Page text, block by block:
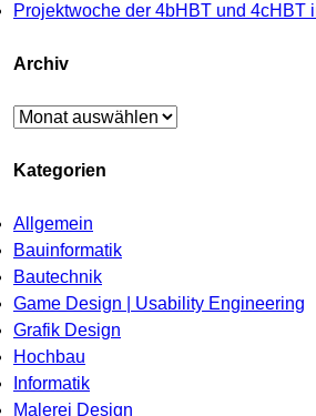
Projektwoche der 4bHBT und 4cHBT
Archiv
Archiv
Kategorien
Allgemein
Bauinformatik
Bautechnik
Game Design | Usability Engineering
Grafik Design
Hochbau
Informatik
Malerei Design